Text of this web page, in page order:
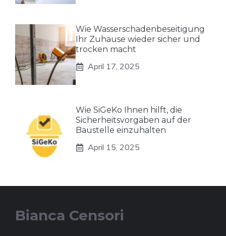
Wie Wasserschadenbeseitigung
Ihr Zuhause wieder sicher und
trocken macht
April 17, 2025
Wie SiGeKo Ihnen hilft, die
Sicherheitsvorgaben auf der
Baustelle einzuhalten
April 15, 2025
Bianca Censori